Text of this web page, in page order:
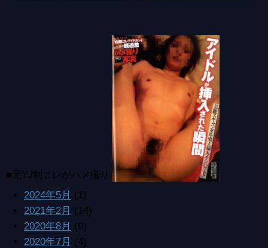
■元YJ制コレがハメ撮り
2024年5月 (1)
2021年2月 (14)
2020年8月 (9)
2020年7月 (4)